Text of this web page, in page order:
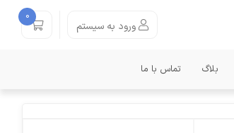
ورود به سیستم
0
بلاگ تماس با ما